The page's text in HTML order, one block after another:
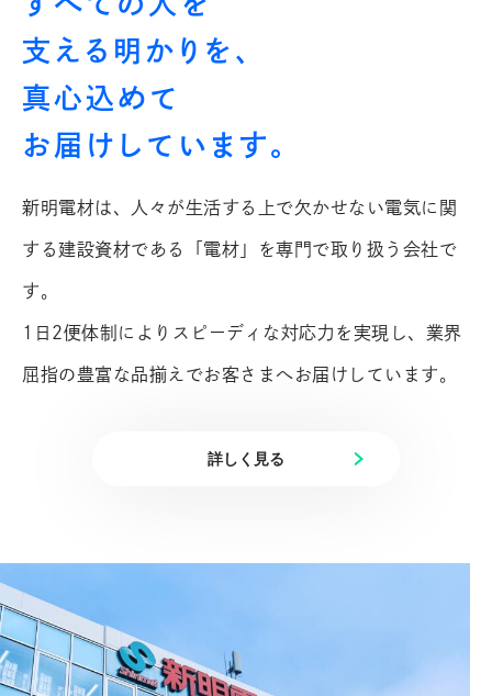
支える明かりを、
真心込めて
お届けしています。
新明電材は、人々が生活する上で欠かせない電気に関
する建設資材である「電材」を専門で取り扱う会社で
す。
1日2便体制によりスピーディな対応力を実現し、 業界
屈指の豊富な品揃えでお客さまへお届けしています。
詳しく見る